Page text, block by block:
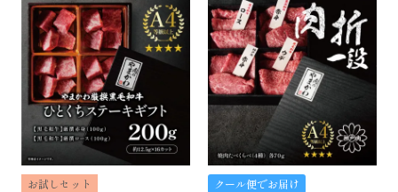
お試しセット
クール便でお届け